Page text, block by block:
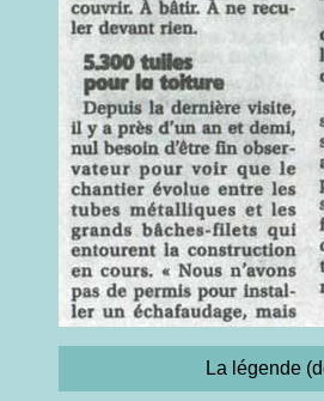
La légende